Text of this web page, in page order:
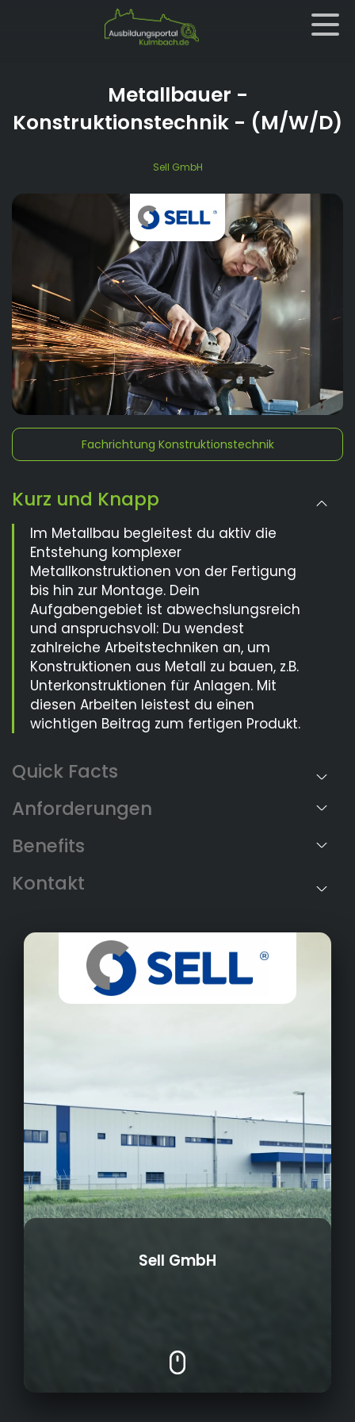
Metallbauer -
Konstruktionstechnik - (M/W/D)
Sell GmbH
Fachrichtung Konstruktionstechnik
Kurz und Knapp
Im Metallbau begleitest du aktiv die
Entstehung komplexer
Metallkonstruktionen von der Fertigung
bis hin zur Montage. Dein
Aufgabengebiet ist abwechslungsreich
und anspruchsvoll: Du wendest
zahlreiche Arbeitstechniken an, um
Konstruktionen aus Metall zu bauen, z.B.
Unterkonstruktionen für Anlagen. Mit
diesen Arbeiten leistest du einen
wichtigen Beitrag zum fertigen Produkt.
Anforderungen
Benefits
Sell GmbH